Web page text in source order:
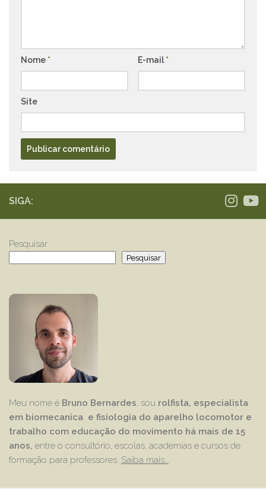
Nome * E-mail *
Site
SIGA:
Pesquisar
Pesquisar
Meu nome é Bruno Bernardes, sou rolfista, especialista
em biomecanica e fisiologia do aparelho locomotor e
trabalho com educação do movimento há mais de 15
anos, entre o consultório, escolas, academias e cursos de
formação para professores. Saiba mais…